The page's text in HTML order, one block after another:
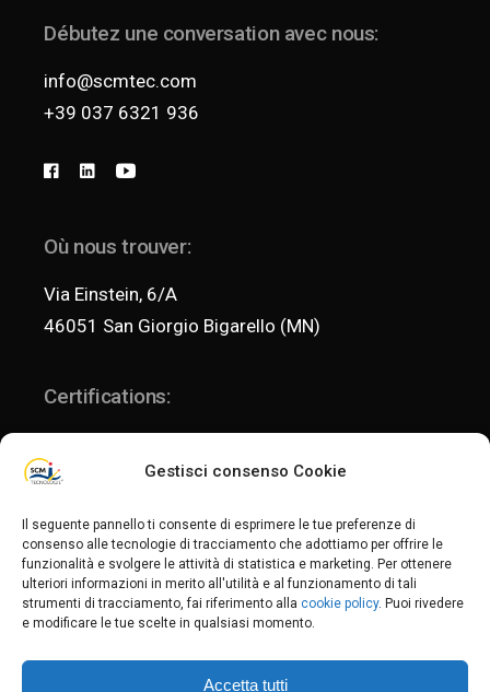
Gestisci consenso Cookie
Il seguente pannello ti consente di esprimere le tue preferenze di
consenso alle tecnologie di tracciamento che adottiamo per offrire le
funzionalità e svolgere le attività di statistica e marketing. Per ottenere
ulteriori informazioni in merito all'utilità e al funzionamento di tali
strumenti di tracciamento, fai riferimento alla cookie policy. Puoi rivedere
e modificare le tue scelte in qualsiasi momento.
Accetta tutti
Débutez une conversation avec nous:
info@scmtec.com
+39 037 6321 936
Où nous trouver:
Via Einstein, 6/A
46051 San Giorgio Bigarello (MN)
Certifications:
ISO 14001:2015
Politica per la qualità e l'ambiente